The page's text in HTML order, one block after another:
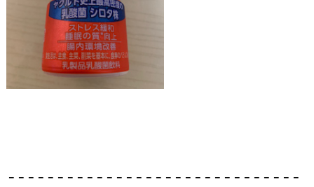
－－－－－－－－－－－－－－－－－－－－－－－－－－－－－－